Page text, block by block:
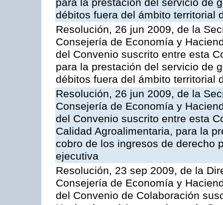
para la prestación del servicio de
débitos fuera del ámbito territorial
Resolución, 26 jun 2009, de la
Consejería de Economía y
del Convenio suscrito entre esta
para la prestación del servicio de
débitos fuera del ámbito territorial
Resolución, 26 jun 2009, de la
Consejería de Economía y
del Convenio suscrito entre esta
Calidad Agroalimentaria, para la
cobro de los ingresos de derecho
ejecutiva
Resolución, 23 sep 2009, de la
Consejería de Economía y
del Convenio de Colaboración